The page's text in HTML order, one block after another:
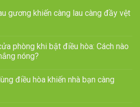
gương khiến càng lau càng đầy vệt
phòng khi bật điều hòa: Cách nào
nóng?
điều hòa khiến nhà bạn càng